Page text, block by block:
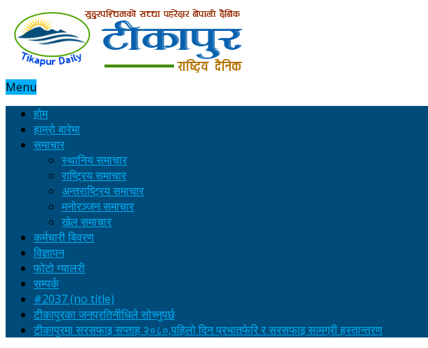
Menu
होम
हाम्रो बारेमा
समाचार
स्थानिय समाचार
राष्ट्रिय समाचार
अन्तराष्ट्रिय समाचार
मनोरञ्जन समाचार
खेल समाचार
कर्मचारी बिवरण
विज्ञापन
फोटो ग्यालरी
सम्पर्क
#2037 (no title)
टीकापुरका जनप्रतिनीधिले सोच्नुपर्छ
टीकापुरमा सरसफाइ सप्ताह २०८०,पहिलो दिन प्रभातफेरि र सरसफाइ सामग्री हस्तान्तरण